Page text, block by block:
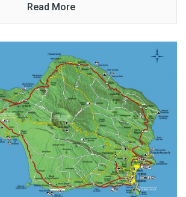
Read More